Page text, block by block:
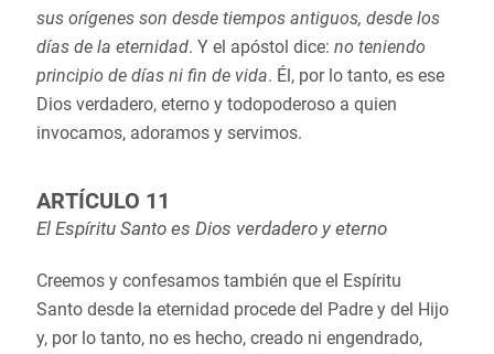
sus orígenes son desde tiempos antiguos, desde los
días de la eternidad. Y el apóstol dice: no teniendo
principio de días ni fin de vida. Él, por lo tanto, es ese
Dios verdadero, eterno y todopoderoso a quien
invocamos, adoramos y servimos.
ARTÍCULO 11
El Espíritu Santo es Dios verdadero y eterno
Creemos y confesamos también que el Espíritu
Santo desde la eternidad procede del Padre y del Hijo
y, por lo tanto, no es hecho, creado ni engendrado,